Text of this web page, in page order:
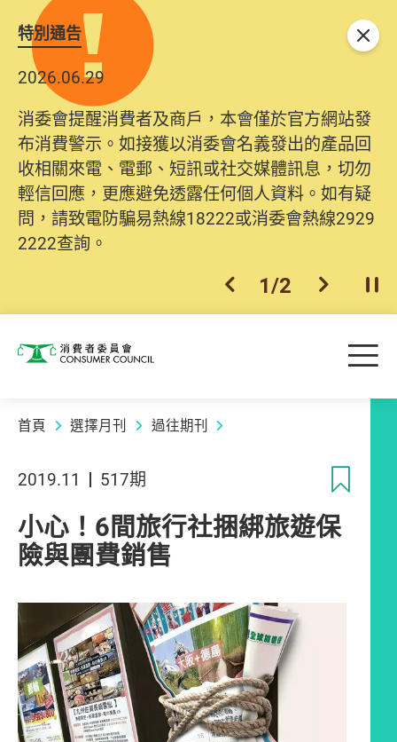
特別通告
2026.06.29
消委會提醒消費者及商戶，本會僅於官方網站發
布消費警示。如接獲以消委會名義發出的產品回
收相關來電、電郵、短訊或社交媒體訊息，切勿
輕信回應，更應避免透露任何個人資料。如有疑
問，請致電防騙易熱線18222或消委會熱線2929
2222查詢。
上一個
1/2 下一個開
關閉
消費者委員會 目
首頁 選擇月刊 過往期刊
2019.11 517期
小心！6間旅行社捆綁旅遊保
險與團費銷售